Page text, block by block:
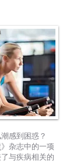
感到困惑？
》 杂志中的一项
与疾病相关的